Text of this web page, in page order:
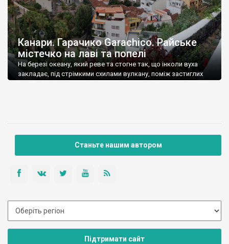
Канари. Гарачико Garachico. Райське
містечко на лаві та попелі
На березі океану, який реве та стогне так, що інколи вуха
закладає, під стрімкими схилами вулкану, поміж застиглих
Станьте нашим автором
Підтримати сайт